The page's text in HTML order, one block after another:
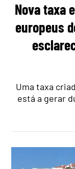
Nova taxa
europeus
Uma taxa
está a gerar